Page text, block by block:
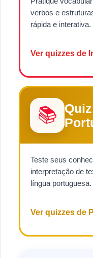
verbos e
rápida e interativa.
Ver quizzes de
📚
Teste seus
interpretação de
língua portuguesa.
Ver quizzes de